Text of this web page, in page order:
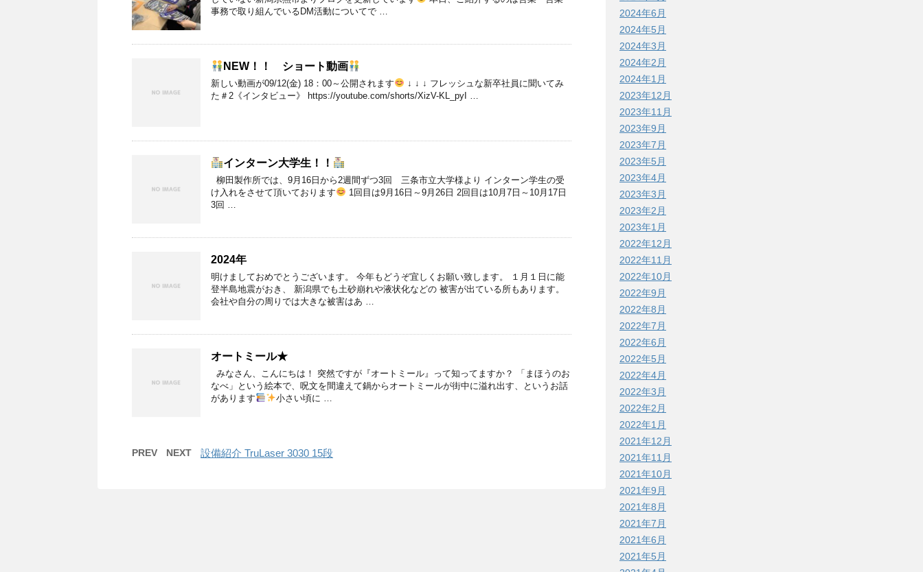
事務で取り組んでいるDM活動についてで …
NEW！！ ショート動画
新しい動画が09/12(金) 18：00～公開されます
↓ ↓ ↓ フレッシュな新卒社員に聞いてみ
た＃2《インタビュー》 https://youtube.com/shorts/XizV-KL_pyI …
インターン大学生！！
柳田製作所では、9月16日から2週間ずつ3回 三条市立大学様より インターン学生の受
け入れをさせて頂いております
1回目は9月16日～9月26日 2回目は10月7日～10月17日
3回 …
2024年
明けましておめでとうございます。 今年もどうぞ宜しくお願い致します。 １月１日に能
登半島地震がおき、 新潟県でも土砂崩れや液状化などの 被害が出ている所もあります。
会社や自分の周りでは大きな被害はあ …
オートミール★
みなさん、こんにちは！ 突然ですが『オートミール』って知ってますか？ 「まほうのお
なべ」という絵本で、呪文を間違えて鍋からオートミールが街中に溢れ出す、というお話
があります
小さい頃に …
PREV NEXT 設備紹介 TruLaser 3030 15段
2024年6月
2024年5月
2024年3月
2024年2月
2024年1月
2023年12月
2023年11月
2023年9月
2023年7月
2023年5月
2023年4月
2023年3月
2023年2月
2023年1月
2022年12月
2022年11月
2022年10月
2022年9月
2022年8月
2022年7月
2022年6月
2022年5月
2022年4月
2022年3月
2022年2月
2022年1月
2021年12月
2021年11月
2021年10月
2021年9月
2021年8月
2021年7月
2021年6月
2021年5月